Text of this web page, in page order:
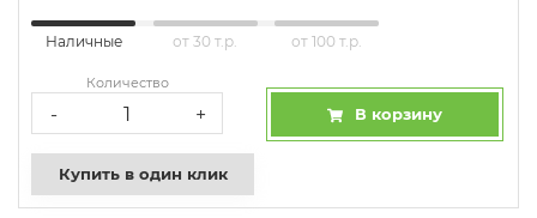
Наличные от 30 т.р. от 100 т.р.
Количество
- + В корзину
Купить в один клик